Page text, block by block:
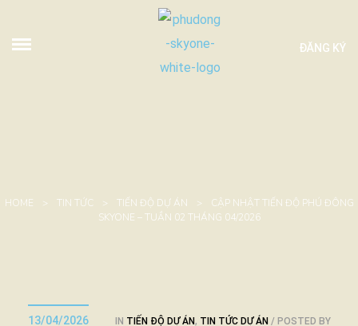
ĐĂNG KÝ
HOME > TIN TỨC > TIẾN ĐỘ DỰ ÁN >
CẬP NHẬT TIẾN ĐỘ PHÚ ĐÔNG
SKYONE – TUẦN 02 THÁNG 04/2026
13/04/2026 IN TIẾN ĐỘ DỰ ÁN, TIN TỨC DỰ ÁN
POSTED BY